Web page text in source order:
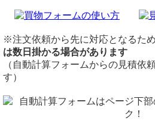
すか？
購入鋼材のミルシートは発行でき
インボイス制度 適格請求書発行
ださい
どのような支払方法がありますか？
掛け売りはできますか？
NP掛け払いの支払期限が過ぎてし
NP掛け払いの請求書が届きません/
加工依頼の際、図面は必要ですか？
どのような加工ができるか、加工
多数同時注文割引とは何ですか？
多額注文割引とは何ですか？
商品を直接取りに行くことはできま
切断後、バリ取りなどの処理はさ
であれば、単価とかお聞きしたいです
ＸＧ-22 6ｔｘ36ｘ101.6
https://www.yokoyama-techno.net/
上記で購入可能です
※注文依頼から先に対応となるため
は数日掛かる場合があります
（自動計算フォームからの見積依
す）